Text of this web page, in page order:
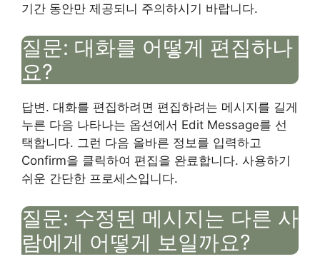
기간 동안만 제공되니 주의하시기 바랍니다.
질문: 대화를 어떻게 편집하나
요?
답변. 대화를 편집하려면 편집하려는 메시지를 길게
누른 다음 나타나는 옵션에서 Edit Message를 선
택합니다. 그런 다음 올바른 정보를 입력하고
Confirm을 클릭하여 편집을 완료합니다. 사용하기
쉬운 간단한 프로세스입니다.
질문: 수정된 메시지는 다른 사
람에게 어떻게 보일까요?